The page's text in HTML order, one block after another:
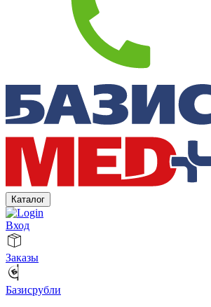
Каталог
Вход
Заказы
Базисрубли